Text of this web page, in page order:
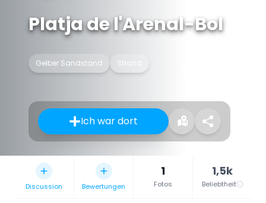
Platja de l'Arenal-Bol
Gelber Sandstand Strand
Ich war dort
Discussion Bewertungen
1
Fotos
1,5k
Beliebtheit